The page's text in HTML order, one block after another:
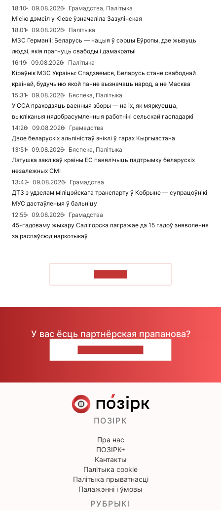
18:10
09.08.2026
Грамадства, Палітыка
Місію дэмсіл у Кіеве ўзначаліла Зазулінская
18:01
09.08.2026
Палітыка
МЗС Германіі: Беларусь — нацыя ў сэрцы Еўропы, дзе жывуць
людзі, якія прагнуць свабоды і дэмакратыі
16:19
09.08.2026
Палітыка
Кіраўнік МЗС Украіны: Спадзяемся, Беларусь стане свабоднай
краінай, будучыню якой пачне вызначаць народ, а не Масква
15:31
09.08.2026
Бяспека, Палітыка
У ССА праходзяць ваенныя зборы — на іх, як мяркуецца,
выкліканыя нядобрасумленныя работнікі сельскай гаспадаркі
14:26
09.08.2026
Грамадства
Двое беларускіх альпіністаў зніклі ў гарах Кыргызстана
13:51
09.08.2026
Бяспека, Палітыка
Латушка заклікаў краіны ЕС павялічыць падтрымку беларускіх
незалежных СМІ
13:42
09.08.2026
Грамадства
ДТЗ з удзелам міліцэйскага транспарту ў Кобрыне — супрацоўнікі
МУС дастаўленыя ў бальніцу
12:55
09.08.2026
Грамадства
45-гадоваму жыхару Салігорска пагражае да 15 гадоў зняволення
за распаўсюд наркотыкаў
У вас ёсць партнёрская прапанова?
ПОЗІРК
Пра нас
ПОЗІРК+
Кантакты
Палітыка cookie
Палітыка прыватнасці
Палажэнні і ўмовы
РУБРЫКІ